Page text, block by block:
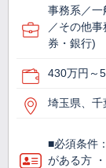
事務系／一
／その他
券・銀行)
430万円～
埼玉県、千
■必須条件
がある方